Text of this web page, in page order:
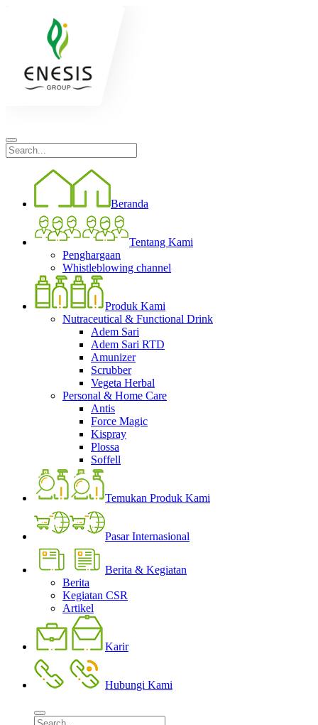
Beranda
Tentang Kami
Penghargaan
Whistleblowing channel
Produk Kami
Nutraceutical & Functional Drink
Adem Sari
Adem Sari RTD
Amunizer
Scrubber
Vegeta Herbal
Personal & Home Care
Antis
Force Magic
Kispray
Plossa
Soffell
Temukan Produk Kami
Pasar Internasional
Berita & Kegiatan
Berita
Kegiatan CSR
Artikel
Karir
Hubungi Kami